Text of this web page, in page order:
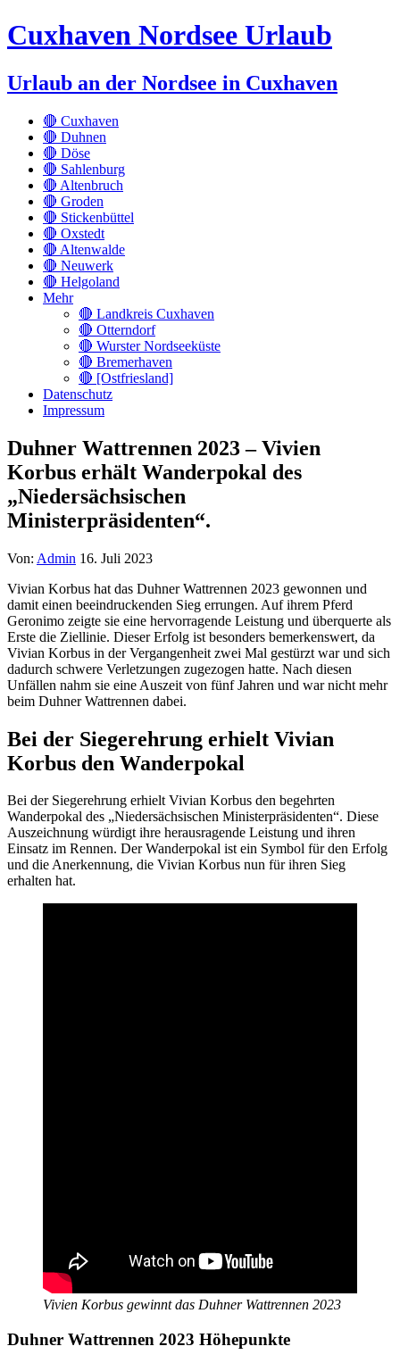
Cuxhaven Nordsee Urlaub
Urlaub an der Nordsee in Cuxhaven
🔴 Cuxhaven
🔴 Duhnen
🔴 Döse
🔴 Sahlenburg
🔴 Altenbruch
🔴 Groden
🔴 Stickenbüttel
🔴 Oxstedt
🔴 Altenwalde
🔴 Neuwerk
🔴 Helgoland
Mehr
🔴 Landkreis Cuxhaven
🔴 Otterndorf
🔴 Wurster Nordseeküste
🔴 Bremerhaven
🔴 [Ostfriesland]
Datenschutz
Impressum
Duhner Wattrennen 2023 – Vivien
Korbus erhält Wanderpokal des
„Niedersächsischen
Ministerpräsidenten“.
Von: Admin 16. Juli 2023
Vivian Korbus hat das Duhner Wattrennen 2023 gewonnen und
damit einen beeindruckenden Sieg errungen. Auf ihrem Pferd
Geronimo zeigte sie eine hervorragende Leistung und überquerte als
Erste die Ziellinie. Dieser Erfolg ist besonders bemerkenswert, da
Vivian Korbus in der Vergangenheit zwei Mal gestürzt war und sich
dadurch schwere Verletzungen zugezogen hatte. Nach diesen
Unfällen nahm sie eine Auszeit von fünf Jahren und war nicht mehr
beim Duhner Wattrennen dabei.
Bei der Siegerehrung erhielt Vivian
Korbus den Wanderpokal
Bei der Siegerehrung erhielt Vivian Korbus den begehrten
Wanderpokal des „Niedersächsischen Ministerpräsidenten“. Diese
Auszeichnung würdigt ihre herausragende Leistung und ihren
Einsatz im Rennen. Der Wanderpokal ist ein Symbol für den Erfolg
und die Anerkennung, die Vivian Korbus nun für ihren Sieg
erhalten hat.
Vivien Korbus gewinnt das Duhner Wattrennen 2023
Duhner Wattrennen 2023 Höhepunkte